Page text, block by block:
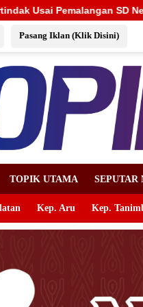
Banteng
Pasang Iklan (Klik Disini)
TOPIK UTAMA
Kep. Aru Kep.